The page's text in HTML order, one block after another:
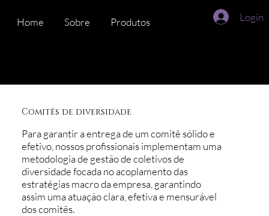
Home Sobre Produtos Login
Comitês de diversidade
Para garantir a entrega de um comitê sólido e
efetivo, nossos profissionais implementam uma
metodologia de gestão de coletivos de
diversidade focada no acoplamento das
estratégias macro da empresa, garantindo
assim uma atuação clara, efetiva e mensurável
dos comitês.